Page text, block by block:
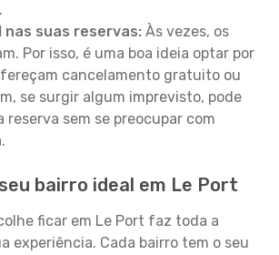
nas suas reservas: Às vezes, os
Por isso, é uma boa ideia optar por
cancelamento gratuito ou
se surgir algum imprevisto, pode
reserva sem se preocupar com
bairro ideal em Le Port
ficar em Le Port faz toda a
experiência. Cada bairro tem o seu